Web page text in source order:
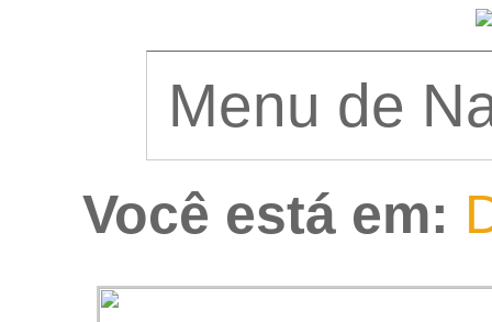
Você está em: